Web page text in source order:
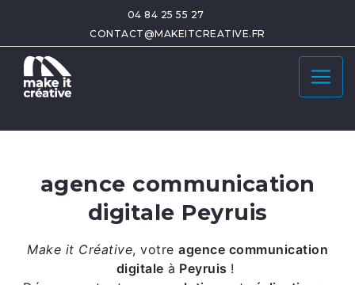
04 84 25 55 27
CONTACT@MAKEITCREATIVE.FR
agence communication
digitale Peyruis
Make it Créative, votre agence communication
digitale à Peyruis !